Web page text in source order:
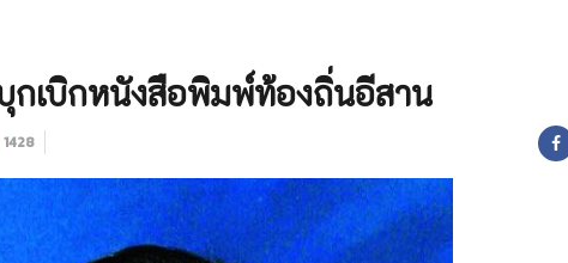
กเบิกหนังสือพิมพ์ท้องถิ่นอีสาน
1428